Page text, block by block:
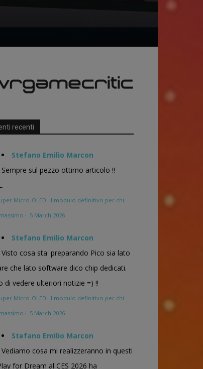
recenti
Stefano Emilio Marcon
Sempre sul pezzo ottimo articolo !!
Micro-OLED: il modulo definitivo per chi
· 5 March 2026
Stefano Emilio Marcon
Visto cosa sta' preparando Pico sia lato
che lato software dico chip dedicati.
di vedere ulteriori notizie =) !!
Micro-OLED: il modulo definitivo per chi
· 5 March 2026
Stefano Emilio Marcon
Vediamo cosa mi realizzeranno in questi
for Dream al CES 2026 ha